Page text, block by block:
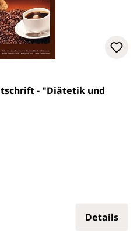
- "Diätetik und
Details